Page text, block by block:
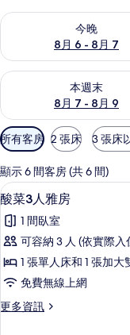
今晚
8月 6 - 8月 7
查看今晚 (8月 6 - 8月
本週末
8月 7 - 8月 9
查看本週末 (8月 7 - 8月
可
用
的
客
房
篩
選
條
所有客房 2 張床 3 張床
顯示 6 間客房 (共 6 間)
顯
示
酸
菜
3
人
雅
4
酸菜3人雅房
1 間臥室
可容納 3 人 (依實際
1 張單人床和 1 張加大
免費無線上網
更多資訊
更